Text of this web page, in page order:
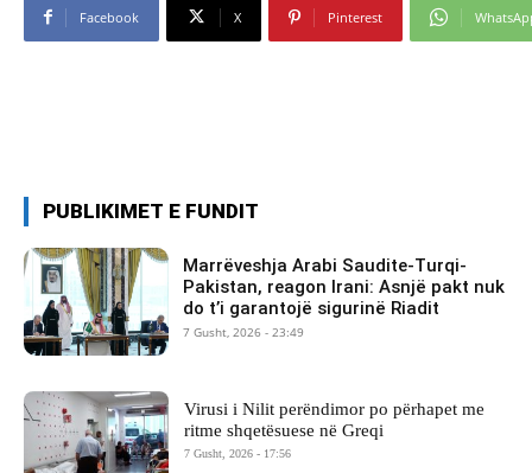
Facebook X Pinterest
PUBLIKIMET E FUNDIT
Marrëveshja Arabi Saudite-Turqi-
Pakistan, reagon Irani: Asnjë pakt nuk
do t’i garantojë sigurinë Riadit
7 Gusht, 2026 - 23:49
Virusi i Nilit perëndimor po përhapet me
ritme shqetësuese në Greqi
7 Gusht, 2026 - 17:56